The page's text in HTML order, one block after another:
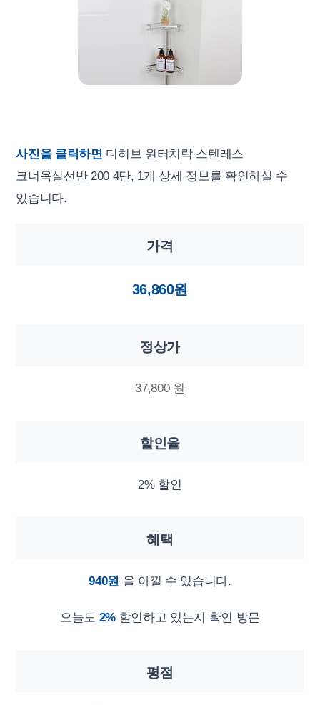
사진을 클릭하면 디허브 원터치락 스텐레스
코너욕실선반 200 4단, 1개 상세 정보를 확인하실 수
있습니다.
가격
36,860원
정상가
37,800 원
할인율
2% 할인
혜택
940원 을 아낄 수 있습니다.
오늘도 2%할인하고 있는지 확인 방문
평점